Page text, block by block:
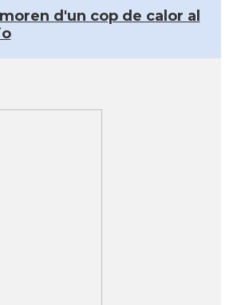
d'un cop de calor al